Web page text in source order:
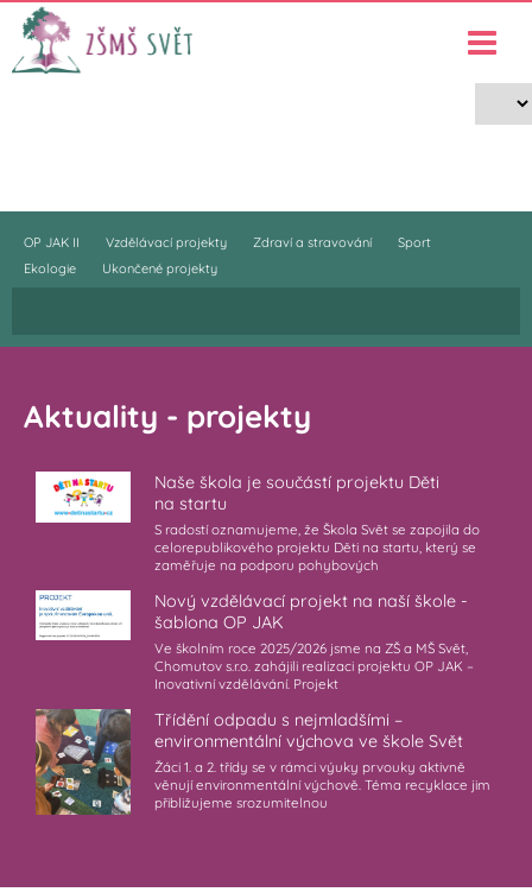
OP JAK II Vzdělávací projekty Zdraví a stravování
Sport
Ekologie
Ukončené projekty
Aktuality - projekty
Naše škola je součástí projektu Děti
na startu
S radostí oznamujeme, že Škola Svět se zapojila do
celorepublikového projektu Děti na startu, který se
zaměřuje na podporu pohybových
Nový vzdělávací projekt na naší škole -
šablona OP JAK
Ve školním roce 2025/2026 jsme na ZŠ a MŠ Svět,
Chomutov s.r.o. zahájili realizaci projektu OP JAK –
Inovativní vzdělávání. Projekt
Třídění odpadu s nejmladšími –
environmentální výchova ve škole Svět
Žáci 1. a 2. třídy se v rámci výuky prvouky aktivně
věnují environmentální výchově. Téma recyklace jim
přibližujeme srozumitelnou